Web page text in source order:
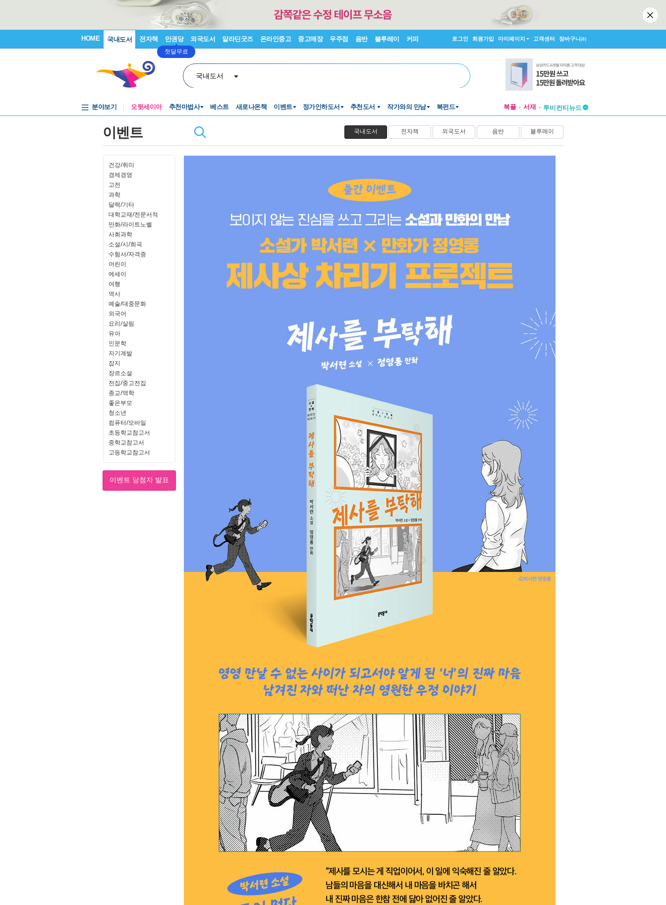
HOME 국내도서 전자책 만권당
첫달무료
외국도서 알라딘굿즈 온라인중고 중고매장 우주점 음반 블루레이 커피 로그인 회원가입 마이페이지 고객센터 장바구니(0)
국내도서
분야보기 오뒷세이아 추천마법사 베스트 새로나온책 이벤트 정가인하도서 추천도서 작가와의 만남 북펀드 북플 서재
투비컨티뉴드
투비컨티뉴드
이벤트 국내도서 전자책 외국도서 음반 블루레이
건강/취미
경제경영
고전
과학
달력/기타
대학교재/전문서적
만화/라이트노벨
사회과학
소설/시/희곡
수험서/자격증
어린이
에세이
여행
역사
예술/대중문화
외국어
요리/살림
유아
인문학
자기계발
잡지
장르소설
전집/중고전집
종교/역학
좋은부모
청소년
컴퓨터/모바일
초등학교참고서
중학교참고서
고등학교참고서
이벤트 당첨자 발표